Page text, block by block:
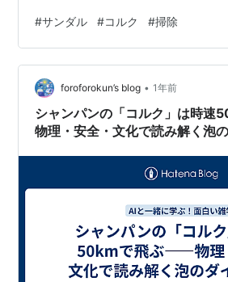
こ数年の物価上昇により値段もけっこ
まい、購入をためらう日々。 そこで
れいにしようと思い、汚れ落としに
あるとおり、使用したアイテムは「重
重曹だけでどれぐらいコルクがきれい
ます。
#サンダル #コルク #掃除
foroforokun’s blog • 1年前
シャンパンの「コルク」は時
物理・安全・文化で読み解く泡